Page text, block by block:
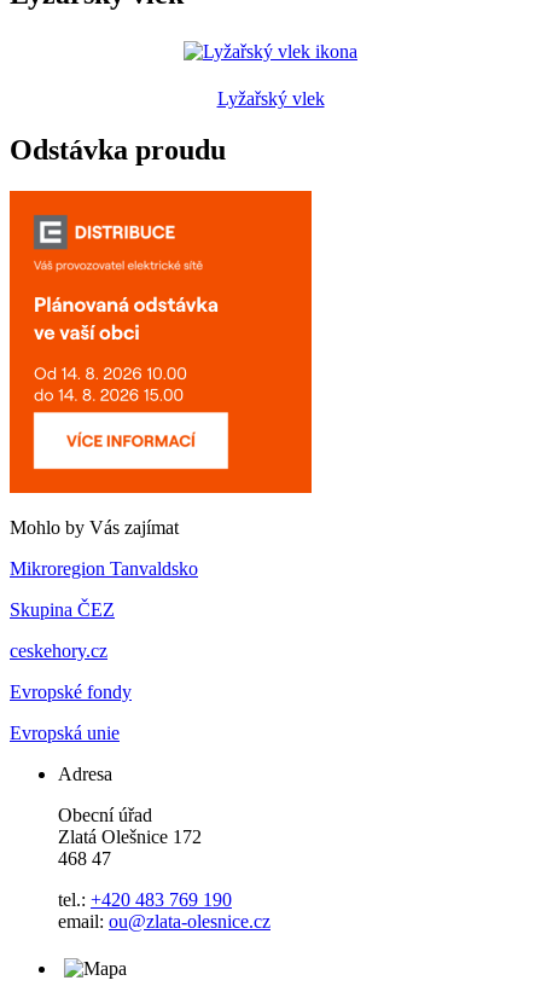
Lyžařský vlek
Odstávka proudu
Mohlo by Vás zajímat
Mikroregion Tanvaldsko
Skupina ČEZ
ceskehory.cz
Evropské fondy
Evropská unie
Adresa
Obecní úřad
Zlatá Olešnice 172
468 47
tel.: +420 483 769 190
email: ou@zlata-olesnice.cz